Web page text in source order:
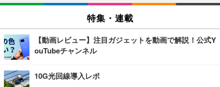
特集・連載
【動画レビュー】注目ガジェットを動画で解説！公式Y
ouTubeチャンネル
10G光回線導入レポ